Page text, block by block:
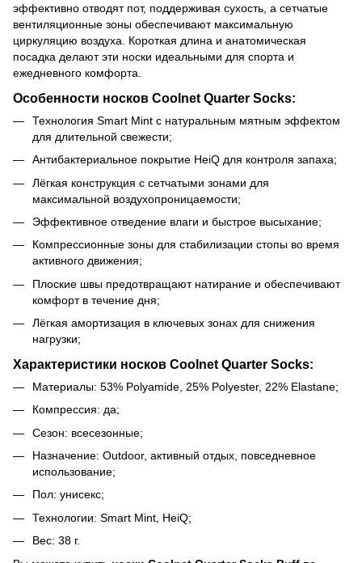
эффективно отводят пот, поддерживая сухость, а сетчатые
вентиляционные зоны обеспечивают максимальную
циркуляцию воздуха. Короткая длина и анатомическая
посадка делают эти носки идеальными для спорта и
ежедневного комфорта.
Особенности носков Coolnet Quarter Socks:
Технология Smart Mint с натуральным мятным эффектом
для длительной свежести;
Антибактериальное покрытие HeiQ для контроля запаха;
Лёгкая конструкция с сетчатыми зонами для
максимальной воздухопроницаемости;
Эффективное отведение влаги и быстрое высыхание;
Компрессионные зоны для стабилизации стопы во время
активного движения;
Плоские швы предотвращают натирание и обеспечивают
комфорт в течение дня;
Лёгкая амортизация в ключевых зонах для снижения
нагрузки;
Характеристики носков Coolnet Quarter Socks:
Материалы: 53% Polyamide, 25% Polyester, 22% Elastane;
Компрессия: да;
Сезон: всесезонные;
Назначение: Outdoor, активный отдых, повседневное
использование;
Пол: унисекс;
Технологии: Smart Mint, HeiQ;
Вес: 38 г.